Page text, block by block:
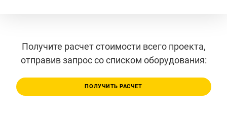
Получите расчет стоимости всего проекта,
отправив запрос со списком оборудования:
ПОЛУЧИТЬ РАСЧЕТ